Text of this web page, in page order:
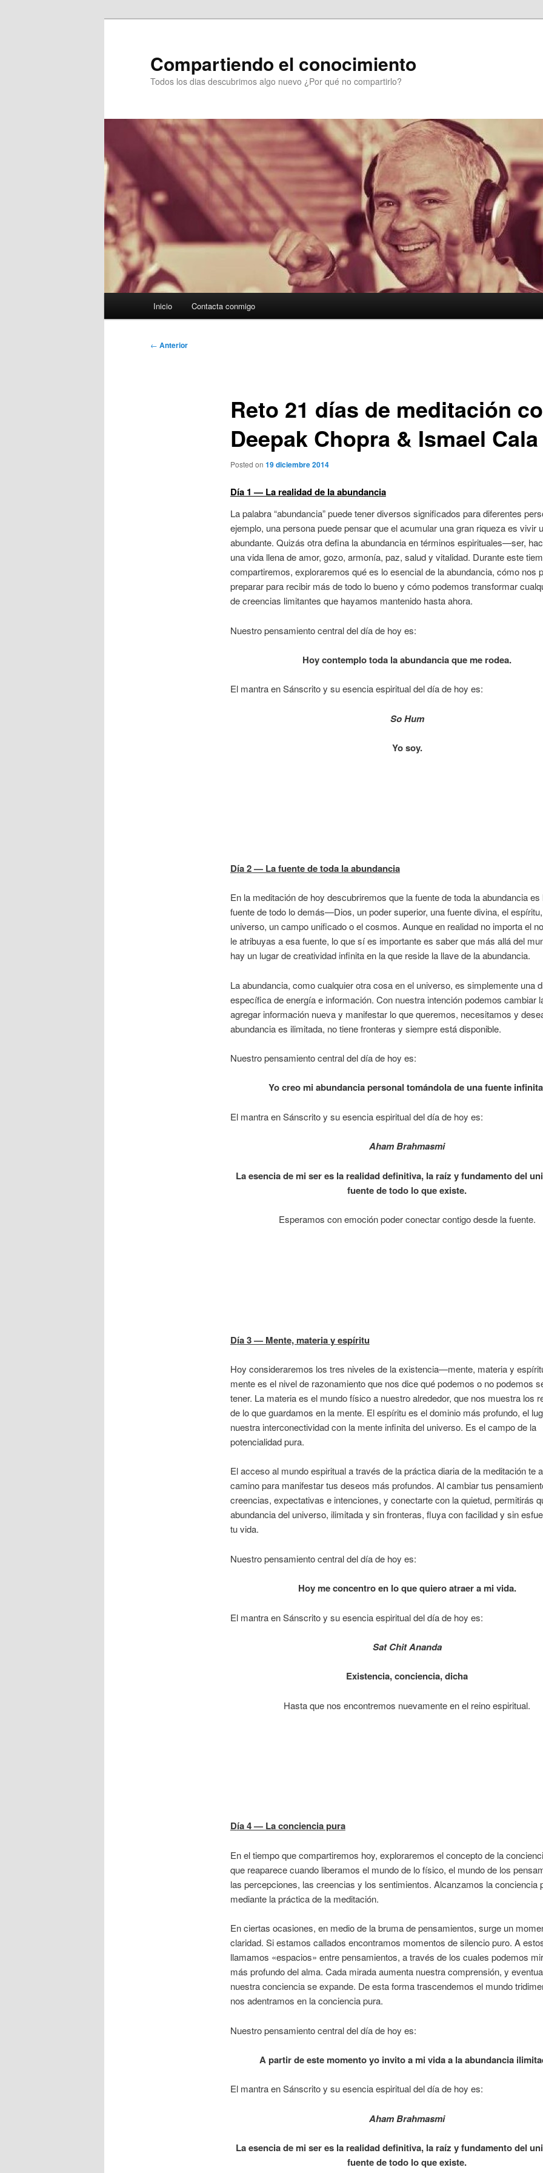
Compartiendo el conocimiento
Todos los dias descubrimos algo nuevo ¿Por qué no compartirlo?
Inicio Contacta conmigo
Navegación
← Anterior
Reto 21 días de meditación
Deepak Chopra & Ismael Cala
Posted on 19 diciembre 2014
Día 1 — La realidad de la abundancia
La palabra “abundancia” puede tener diversos significados para diferentes
ejemplo, una persona puede pensar que el acumular una gran riqueza es vivir
abundante. Quizás otra defina la abundancia en términos espirituales—ser,
una vida llena de amor, gozo, armonía, paz, salud y vitalidad. Durante este
compartiremos, exploraremos qué es lo esencial de la abundancia, cómo nos
preparar para recibir más de todo lo bueno y cómo podemos transformar
de creencias limitantes que hayamos mantenido hasta ahora.
Nuestro pensamiento central del día de hoy es:
Hoy contemplo toda la abundancia que me rodea.
El mantra en Sánscrito y su esencia espiritual del día de hoy es:
So Hum
Yo soy.
Día 2 — La fuente de toda la abundancia
En la meditación de hoy descubriremos que la fuente de toda la abundancia
fuente de todo lo demás—Dios, un poder superior, una fuente divina, el
universo, un campo unificado o el cosmos. Aunque en realidad no importa el
le atribuyas a esa fuente, lo que sí es importante es saber que más allá del
hay un lugar de creatividad infinita en la que reside la llave de la abundancia.
La abundancia, como cualquier otra cosa en el universo, es simplemente una
específica de energía e información. Con nuestra intención podemos cambiar
agregar información nueva y manifestar lo que queremos, necesitamos y
abundancia es ilimitada, no tiene fronteras y siempre está disponible.
Nuestro pensamiento central del día de hoy es:
Yo creo mi abundancia personal tomándola de una fuente
El mantra en Sánscrito y su esencia espiritual del día de hoy es:
Aham Brahmasmi
La esencia de mi ser es la realidad definitiva, la raíz y fundamento del
fuente de todo lo que existe.
Esperamos con emoción poder conectar contigo desde la fuente.
Día 3 — Mente, materia y espíritu
Hoy consideraremos los tres niveles de la existencia—mente, materia y
mente es el nivel de razonamiento que nos dice qué podemos o no podemos
tener. La materia es el mundo físico a nuestro alrededor, que nos muestra los
de lo que guardamos en la mente. El espíritu es el dominio más profundo, el
nuestra interconectividad con la mente infinita del universo. Es el campo de la
potencialidad pura.
El acceso al mundo espiritual a través de la práctica diaria de la meditación te
camino para manifestar tus deseos más profundos. Al cambiar tus
creencias, expectativas e intenciones, y conectarte con la quietud, permitirás
abundancia del universo, ilimitada y sin fronteras, fluya con facilidad y sin
tu vida.
Nuestro pensamiento central del día de hoy es:
Hoy me concentro en lo que quiero atraer a mi vida.
El mantra en Sánscrito y su esencia espiritual del día de hoy es:
Sat Chit Ananda
Existencia, conciencia, dicha
Hasta que nos encontremos nuevamente en el reino espiritual.
Día 4 — La conciencia pura
En el tiempo que compartiremos hoy, exploraremos el concepto de la
que reaparece cuando liberamos el mundo de lo físico, el mundo de los
las percepciones, las creencias y los sentimientos. Alcanzamos la conciencia
mediante la práctica de la meditación.
En ciertas ocasiones, en medio de la bruma de pensamientos, surge un
claridad. Si estamos callados encontramos momentos de silencio puro. A
llamamos «espacios» entre pensamientos, a través de los cuales podemos
más profundo del alma. Cada mirada aumenta nuestra comprensión, y
nuestra conciencia se expande. De esta forma trascendemos el mundo
nos adentramos en la conciencia pura.
Nuestro pensamiento central del día de hoy es:
A partir de este momento yo invito a mi vida a la abundancia
El mantra en Sánscrito y su esencia espiritual del día de hoy es:
Aham Brahmasmi
La esencia de mi ser es la realidad definitiva, la raíz y fundamento del
fuente de todo lo que existe.